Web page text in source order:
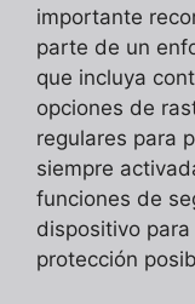
importante
parte de un
que incluya
opciones de
regulares para
siempre
funciones de
dispositivo
protección